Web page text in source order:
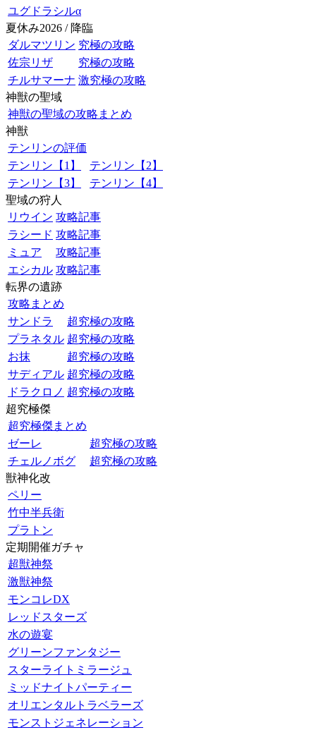
ユグドラシルα
夏休み2026 / 降臨
ダルマツリン 究極の攻略
佐宗リザ
究極の攻略
チルサマーナ 激究極の攻略
神獣の聖域
神獣の聖域の攻略まとめ
神獣
テンリンの評価
テンリン【1】
テンリン【2】
テンリン【3】
テンリン【4】
聖域の狩人
リウイン 攻略記事
ラシード 攻略記事
ミュア
攻略記事
エシカル 攻略記事
転界の遺跡
攻略まとめ
サンドラ
超究極の攻略
プラネタル 超究極の攻略
お抹
超究極の攻略
サディアル 超究極の攻略
ドラクロノ 超究極の攻略
超究極傑
超究極傑まとめ
ゼーレ
超究極の攻略
チェルノボグ
超究極の攻略
獣神化改
ペリー
竹中半兵衛
プラトン
定期開催ガチャ
超獣神祭
激獣神祭
モンコレDX
レッドスターズ
水の遊宴
グリーンファンタジー
スターライトミラージュ
ミッドナイトパーティー
オリエンタルトラベラーズ
モンストジェネレーション